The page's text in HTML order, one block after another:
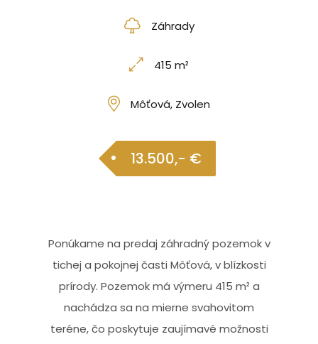
Záhrady
415 m²
Môťová, Zvolen
13.500,- €
Ponúkame na predaj záhradný pozemok v
tichej a pokojnej časti Môťová, v blízkosti
prírody. Pozemok má výmeru 415 m² a
nachádza sa na mierne svahovitom
teréne, čo poskytuje zaujímavé možnosti